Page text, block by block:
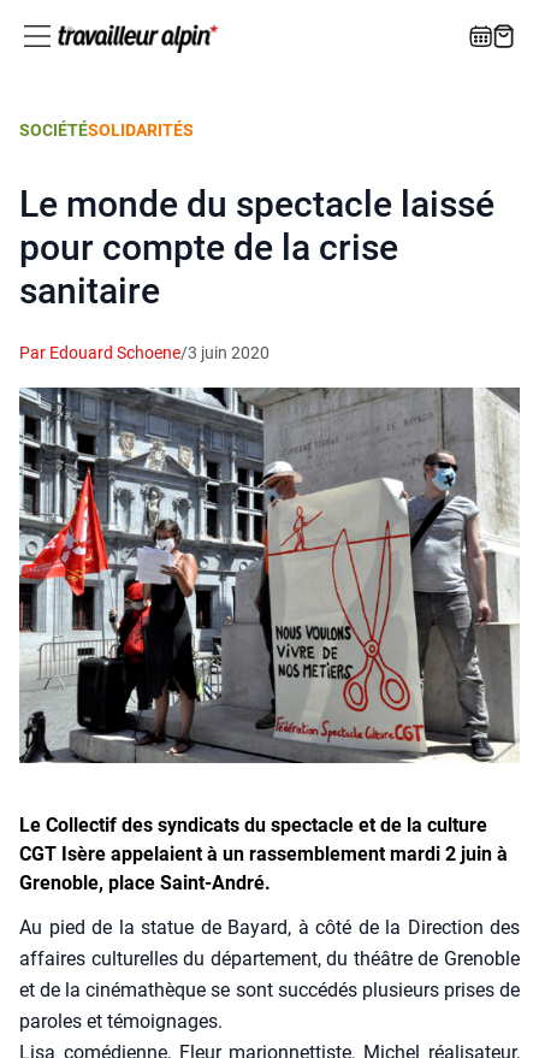
SOCIÉTÉSOLIDARITÉS
Le monde du spectacle laissé
pour compte de la crise
sanitaire
Par Edouard Schoene/3 juin 2020
Le Collectif des syndicats du spectacle et de la culture
CGT Isère appelaient à un rassemblement mardi 2 juin à
Grenoble, place Saint-André.
Au pied de la sta­tue de Bayard, à côté de la Direc­tion des
affaires cultu­relles du dépar­te­ment, du théâtre de Gre­noble
et de la ciné­ma­thèque se sont suc­cé­dés plu­sieurs prises de
paroles et témoi­gnages.
Lisa comé­dienne, Fleur marion­net­tiste, Michel réa­li­sa­teur,